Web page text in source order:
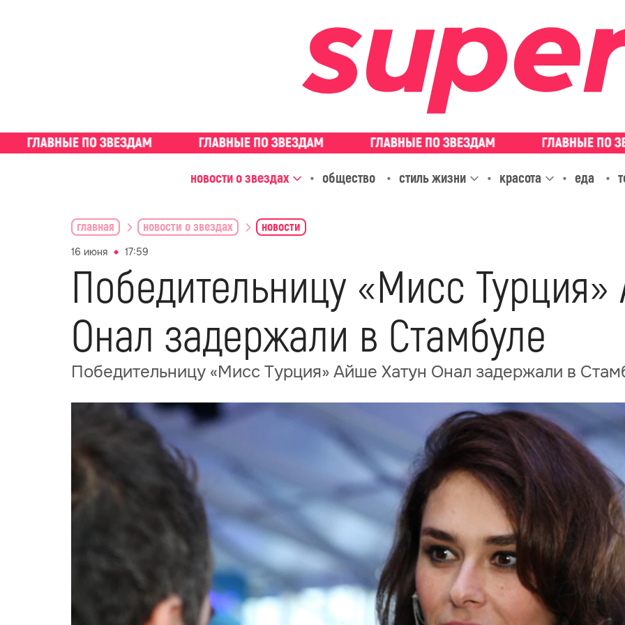
новости о звездах общество стиль жизни красота еда
главная новости о звездах новости
16 июня 17:59
Победительницу «Мисс
Онал задержали в Стамбуле
Победительницу «Мисс Турция» Айше Хатун Онал задержали в